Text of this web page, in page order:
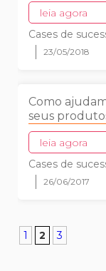
leia agora
Cases de
23/05/2018
Como
seus
leia agora
Cases de
26/06/2017
1 2 3